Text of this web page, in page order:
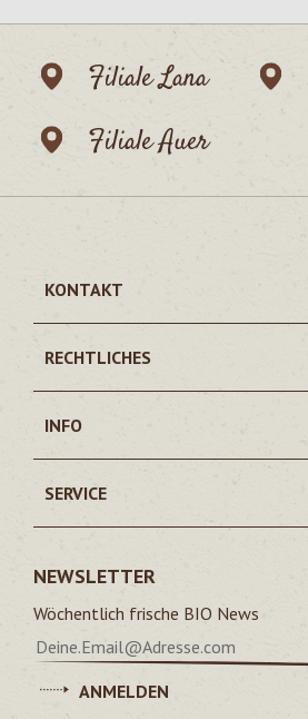
Filiale Lana
Filiale Auer
KONTAKT
RECHTLICHES
INFO
SERVICE
NEWSLETTER
Wöchentlich frische BIO News
ANMELDEN